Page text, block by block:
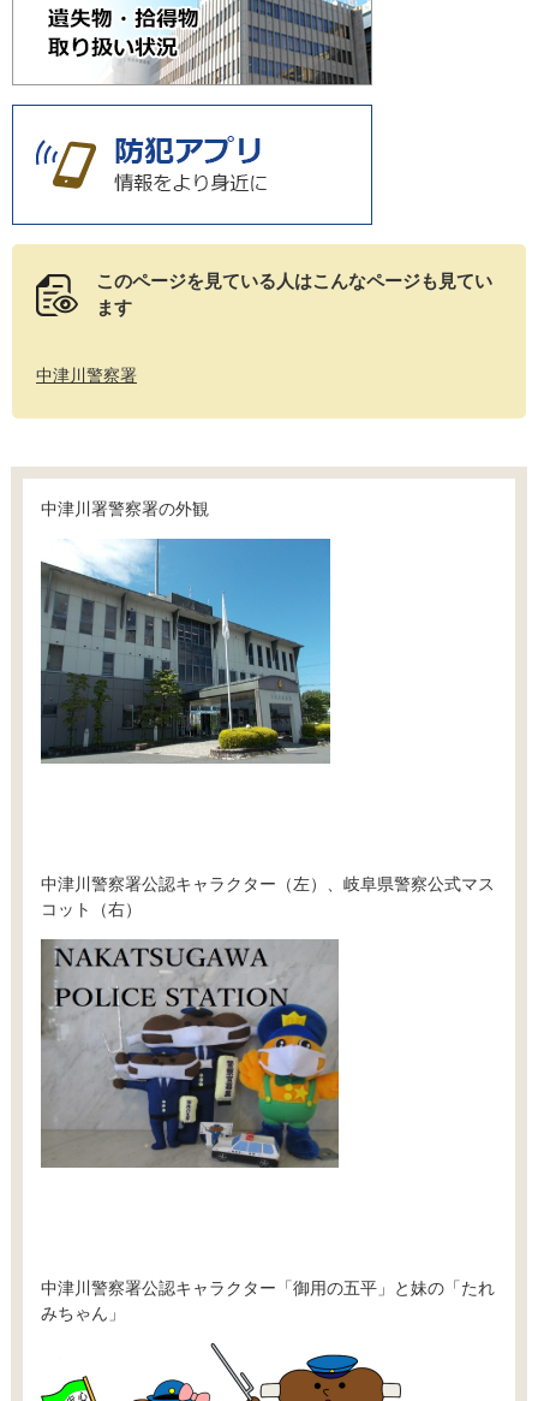
このページを見ている人はこんなページも見てい
ます
中津川警察署
中津川署警察署の外観
中津川警察署公認キャラクター（左）、岐阜県警察公式マス
コット（右）
中津川警察署公認キャラクター「御用の五平」と妹の「たれ
みちゃん」